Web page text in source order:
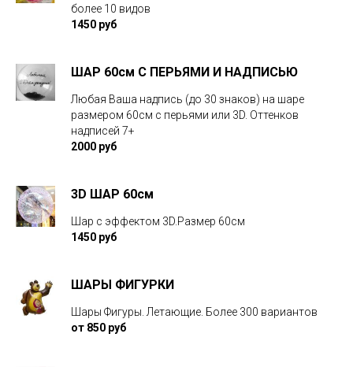
более 10 видов
1450 руб
ШАР 60см С ПЕРЬЯМИ И НАДПИСЬЮ
Любая Ваша надпись (до 30 знаков) на шаре
размером 60см с перьями или 3D. Оттенков
надписей 7+
2000 руб
3D ШАР 60см
Шар с эффектом 3D.Размер 60см
1450 руб
ШАРЫ ФИГУРКИ
Шары Фигуры. Летающие. Более 300 вариантов
от 850 руб